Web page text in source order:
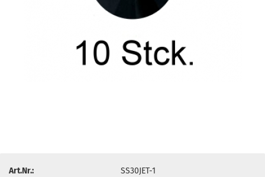
Art.Nr.:
SS30JET-1